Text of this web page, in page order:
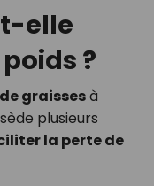
elle
?
graissesà
plusieurs
la perte de